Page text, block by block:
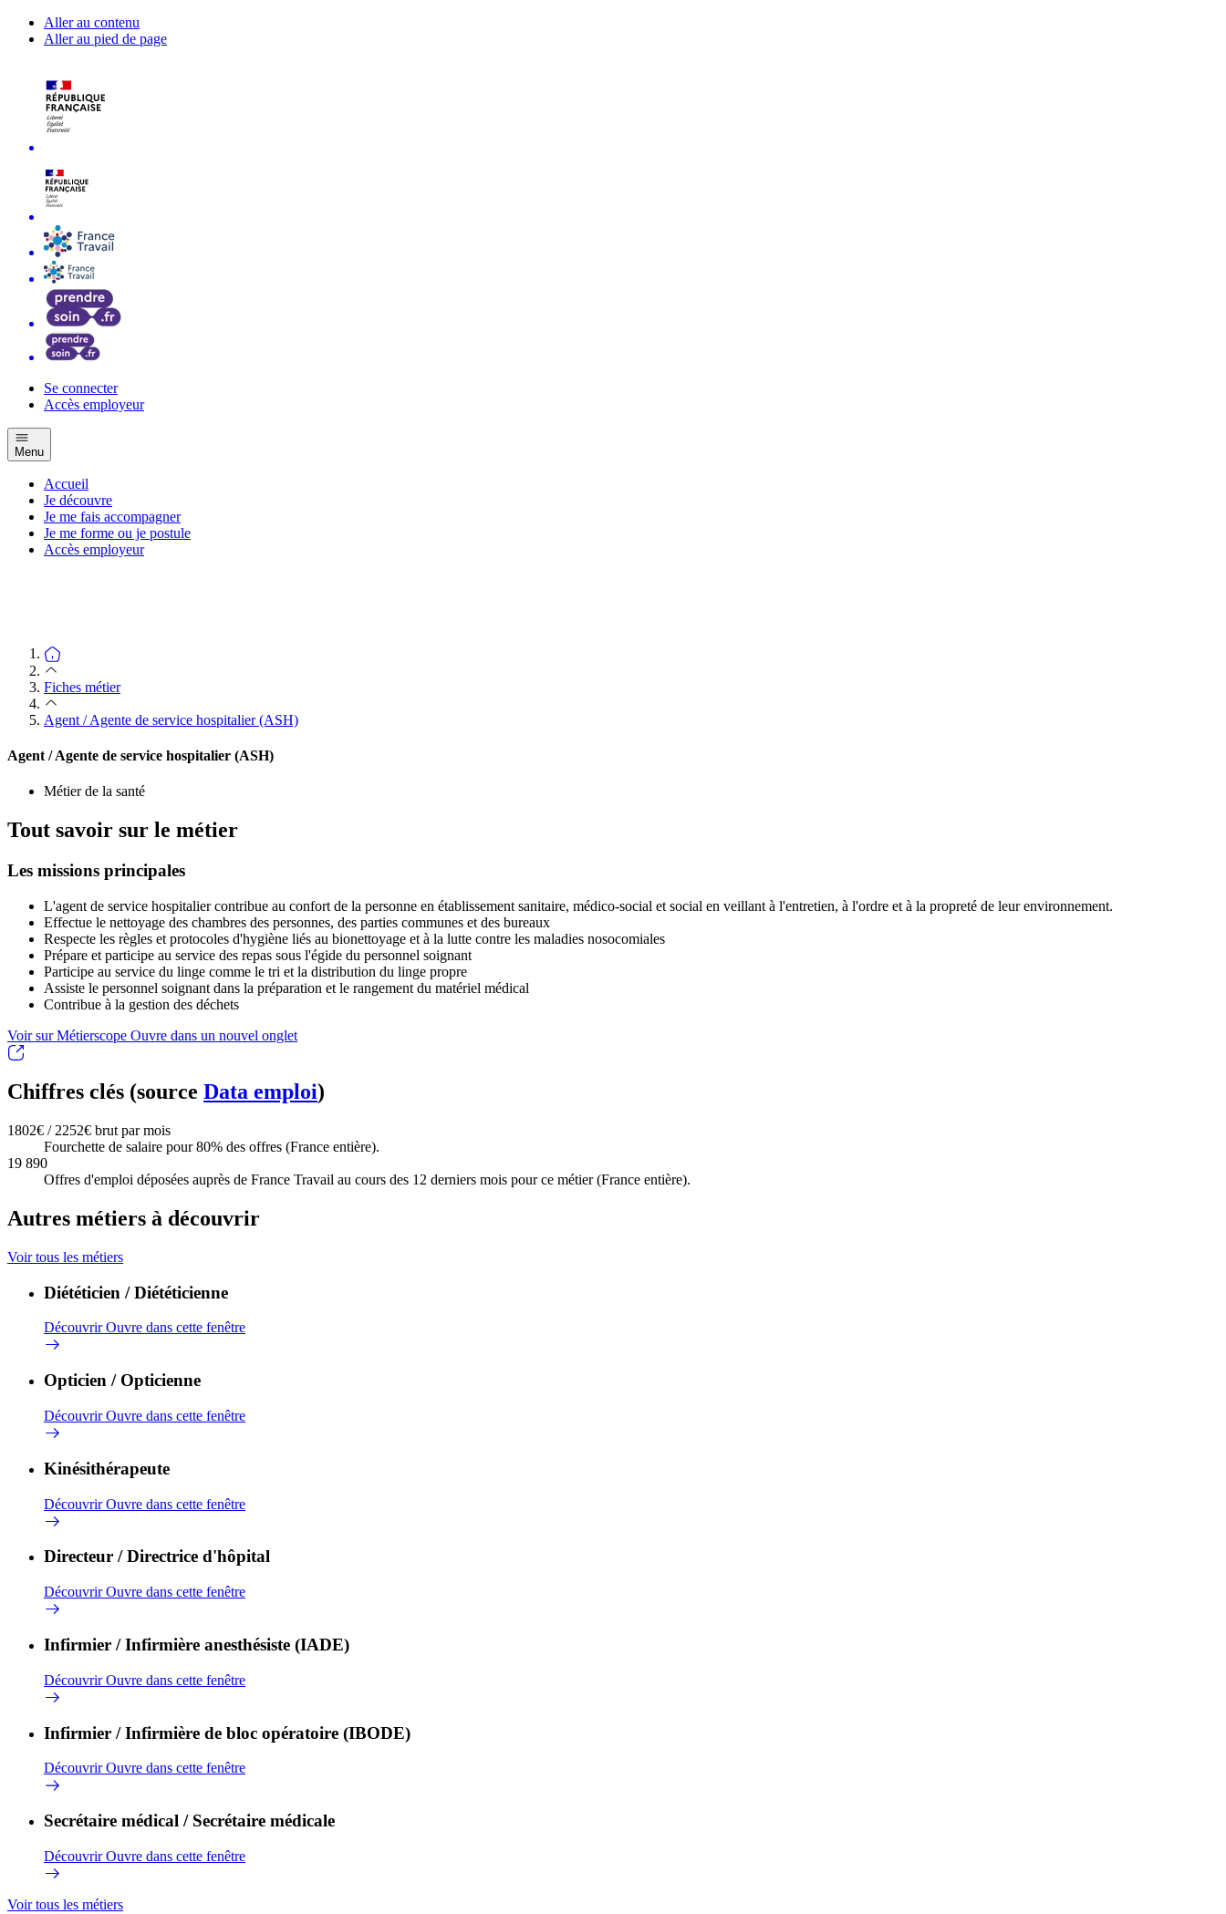
Aller au contenu
Aller au pied de page
Se connecter
Accès employeur
Menu
Accueil
Je découvre
Je me fais accompagner
Je me forme ou je postule
Accès employeur
Fiches métier
Agent / Agente de service hospitalier (ASH)
Agent / Agente de service hospitalier (ASH)
Métier de la santé
Tout savoir sur le métier
Les missions principales
L'agent de service hospitalier contribue au confort de la personne en établissement sanitaire, médico-social et social en veillant à l'entretien, à l'ordre et à la propreté de leur environnement.
Effectue le nettoyage des chambres des personnes, des parties communes et des bureaux
Respecte les règles et protocoles d'hygiène liés au bionettoyage et à la lutte contre les maladies nosocomiales
Prépare et participe au service des repas sous l'égide du personnel soignant
Participe au service du linge comme le tri et la distribution du linge propre
Assiste le personnel soignant dans la préparation et le rangement du matériel médical
Contribue à la gestion des déchets
Voir sur Métierscope Ouvre dans un nouvel onglet
Chiffres clés (source Data emploi)
1802€ / 2252€ brut par mois
Fourchette de salaire pour 80% des offres (France entière).
19 890
Offres d'emploi déposées auprès de France Travail au cours des 12 derniers mois pour ce métier (France entière).
Autres métiers à découvrir
Voir tous les métiers
Diététicien / Diététicienne
DécouvrirOuvre dans cette fenêtre
Opticien / Opticienne
DécouvrirOuvre dans cette fenêtre
Kinésithérapeute
DécouvrirOuvre dans cette fenêtre
Directeur / Directrice d'hôpital
DécouvrirOuvre dans cette fenêtre
Infirmier / Infirmière anesthésiste (IADE)
DécouvrirOuvre dans cette fenêtre
Infirmier / Infirmière de bloc opératoire (IBODE)
DécouvrirOuvre dans cette fenêtre
Secrétaire médical / Secrétaire médicale
DécouvrirOuvre dans cette fenêtre
Voir tous les métiers